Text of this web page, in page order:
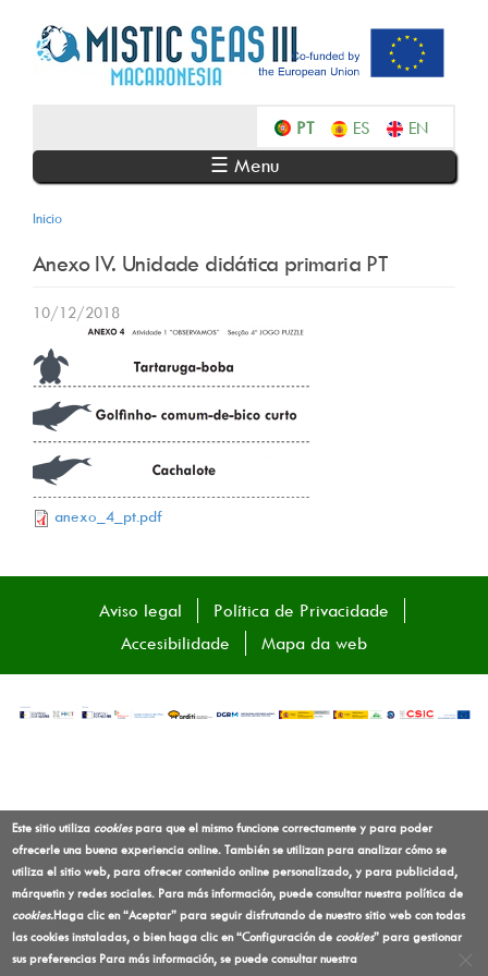
PortuguêsEspañol English
☰ Menu
Inicio
Anexo IV. Unidade didática primaria PT
10/12/2018
anexo_4_pt.pdf
Aviso legal
Política de Privacidade
Accesibilidade
Mapa da web
Este sitio utiliza cookiespara que el mismo funcione correctamente y para poder
ofrecerle una buena experiencia online. También se utilizan para analizar cómo se
utiliza el sitio web, para ofrecer contenido online personalizado, y para publicidad,
márquetin y redes sociales. Para más información, puede consultar nuestra política de
cookies.Haga clic en “Aceptar” para seguir disfrutando de nuestro sitio web con todas
las cookies instaladas, o bien haga clic en “Configuración de cookies” para gestionar
sus preferencias Para más información, se puede consultar nuestra